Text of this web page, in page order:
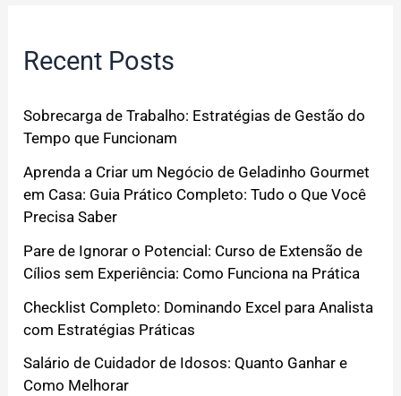
Recent Posts
Sobrecarga de Trabalho: Estratégias de Gestão do
Tempo que Funcionam
Aprenda a Criar um Negócio de Geladinho Gourmet
em Casa: Guia Prático Completo: Tudo o Que Você
Precisa Saber
Pare de Ignorar o Potencial: Curso de Extensão de
Cílios sem Experiência: Como Funciona na Prática
Checklist Completo: Dominando Excel para Analista
com Estratégias Práticas
Salário de Cuidador de Idosos: Quanto Ganhar e
Como Melhorar